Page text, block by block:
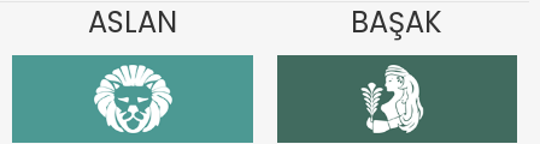
ASLAN BAŞAK